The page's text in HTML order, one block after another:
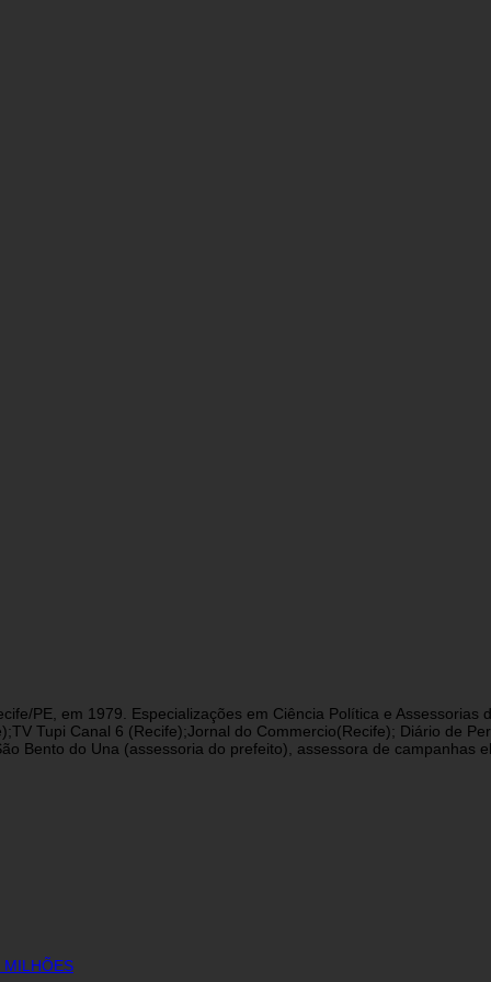
PE, em 1979. Especializações em Ciência Política e
Tupi Canal 6 (Recife);Jornal do Commercio(Recife); Diário de
do Una (assessoria do prefeito), assessora de campanhas
MILHÕES